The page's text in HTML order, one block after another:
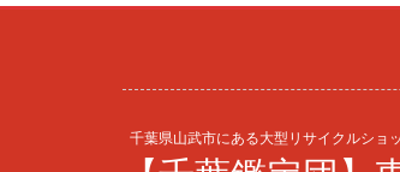
千葉県山武市にある大型リサイクルショ